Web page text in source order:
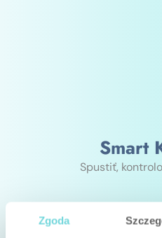
Zgoda
Smart
Spustiť,